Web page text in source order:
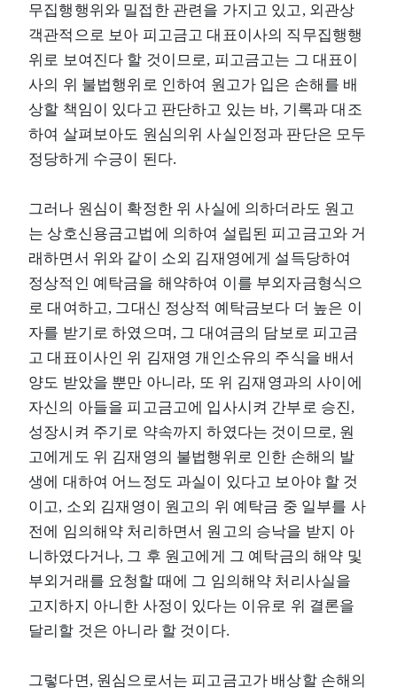
무집행행위와 밀접한 관련을 가지고 있고, 외관상
객관적으로 보아 피고금고 대표이사의 직무집행행
위로 보여진다 할 것이므로, 피고금고는 그 대표이
사의 위 불법행위로 인하여 원고가 입은 손해를 배
상할 책임이 있다고 판단하고 있는 바, 기록과 대조
하여 살펴보아도 원심의위 사실인정과 판단은 모두
정당하게 수긍이 된다.
그러나 원심이 확정한 위 사실에 의하더라도 원고
는 상호신용금고법에 의하여 설립된 피고금고와 거
래하면서 위와 같이 소외 김재영에게 설득당하여
정상적인 예탁금을 해약하여 이를 부외자금형식으
로 대여하고, 그대신 정상적 예탁금보다 더 높은 이
자를 받기로 하였으며, 그 대여금의 담보로 피고금
고 대표이사인 위 김재영 개인소유의 주식을 배서
양도 받았을 뿐만 아니라, 또 위 김재영과의 사이에
자신의 아들을 피고금고에 입사시켜 간부로 승진,
성장시켜 주기로 약속까지 하였다는 것이므로, 원
고에게도 위 김재영의 불법행위로 인한 손해의 발
생에 대하여 어느정도 과실이 있다고 보아야 할 것
이고, 소외 김재영이 원고의 위 예탁금 중 일부를 사
전에 임의해약 처리하면서 원고의 승낙을 받지 아
니하였다거나, 그 후 원고에게 그 예탁금의 해약 및
부외거래를 요청할 때에 그 임의해약 처리사실을
고지하지 아니한 사정이 있다는 이유로 위 결론을
달리할 것은 아니라 할 것이다.
그렇다면, 원심으로서는 피고금고가 배상할 손해의